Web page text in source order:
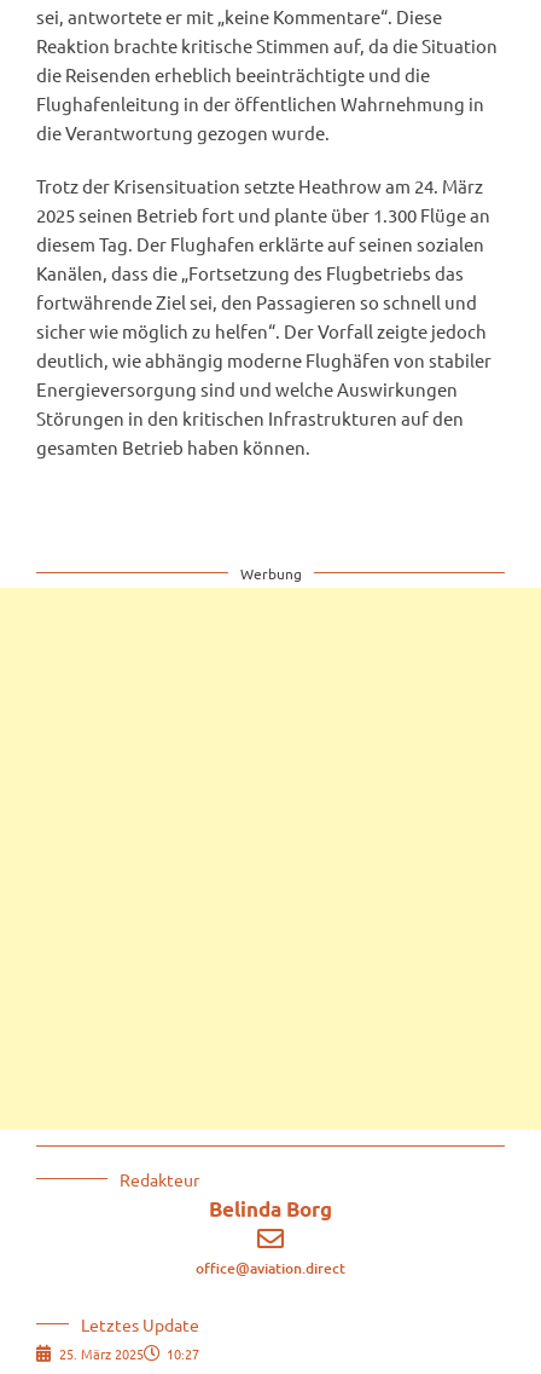
Redakteur
Belinda Borg
office@aviation.direct
Letztes Update
25. März 2025 10:27
sei, antwortete er mit „keine Kommentare“. Diese
Reaktion brachte kritische Stimmen auf, da die Situation
die Reisenden erheblich beeinträchtigte und die
Flughafenleitung in der öffentlichen Wahrnehmung in
die Verantwortung gezogen wurde.
Trotz der Krisensituation setzte Heathrow am 24. März
2025 seinen Betrieb fort und plante über 1.300 Flüge an
diesem Tag. Der Flughafen erklärte auf seinen sozialen
Kanälen, dass die „Fortsetzung des Flugbetriebs das
fortwährende Ziel sei, den Passagieren so schnell und
sicher wie möglich zu helfen“. Der Vorfall zeigte jedoch
deutlich, wie abhängig moderne Flughäfen von stabiler
Energieversorgung sind und welche Auswirkungen
Störungen in den kritischen Infrastrukturen auf den
gesamten Betrieb haben können.
Werbung